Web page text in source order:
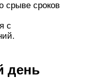
срыве сроков
с
день